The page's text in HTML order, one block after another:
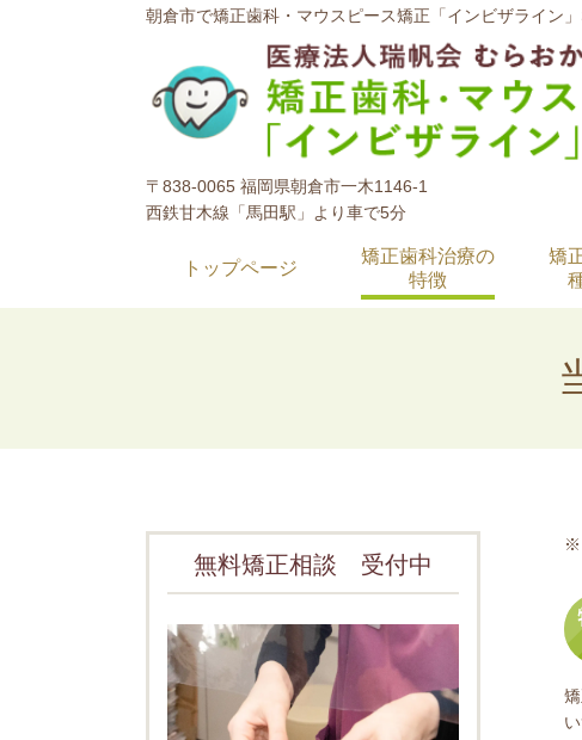
朝倉市で矯正歯科・マウスピース矯正「インビザライン
〒838-0065 福岡県朝倉市一木1146-1
西鉄甘木線「馬田駅」より車で5分
トップページ
矯正歯科治療の
特徴
矯
※
無料矯正相談 受付中